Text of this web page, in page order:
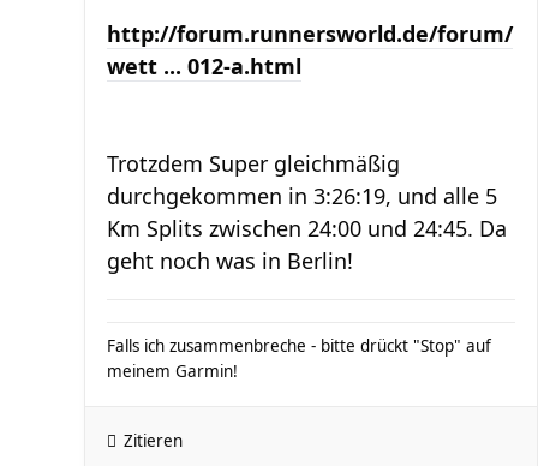
http://forum.runnersworld.de/forum/
wett ... 012-a.html
Trotzdem Super gleichmäßig
durchgekommen in 3:26:19, und alle 5
Km Splits zwischen 24:00 und 24:45. Da
geht noch was in Berlin!
Falls ich zusammenbreche - bitte drückt "Stop" auf
meinem Garmin!
Zitieren